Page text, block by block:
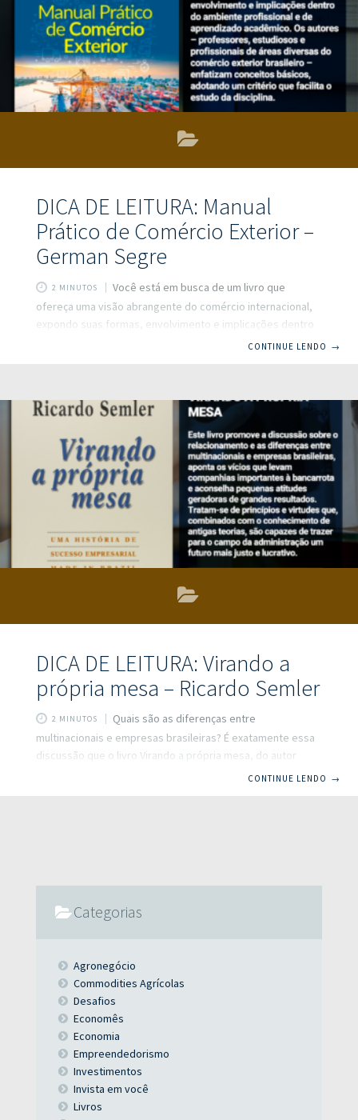
DICA DE LEITURA: Manual
Prático de Comércio Exterior –
German Segre
2 MINUTOS
Você está em busca de um livro que
ofereça uma visão abrangente do comércio internacional,
expondo suas formas, envolvimento e implicações dentro
do ambiente profissional e de aprendizado acadêmico?
do comércio exterior brasileiro – enfatizam conceitos
básicos, adotando um critério que facilita o estudo da
disciplina, principalmente para o curso de comércio
exterior. IMPORTANTE! Esta edição foi atualizada
CONTINUE LENDO →
DICA DE LEITURA: Virando a
própria mesa – Ricardo Semler
2 MINUTOS
Quais são as diferenças entre
multinacionais e empresas brasileiras? É exatamente essa
discussão que o livro Virando a própria mesa, do autor
Ricardo Semler busca promover, apontando os vícios que
CONTINUE LENDO →
Categorias
Agronegócio
Commodities Agrícolas
Desafios
Economês
Economia
Empreendedorismo
Investimentos
Invista em você
Livros